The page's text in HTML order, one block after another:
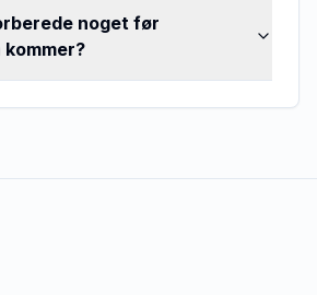
noget før